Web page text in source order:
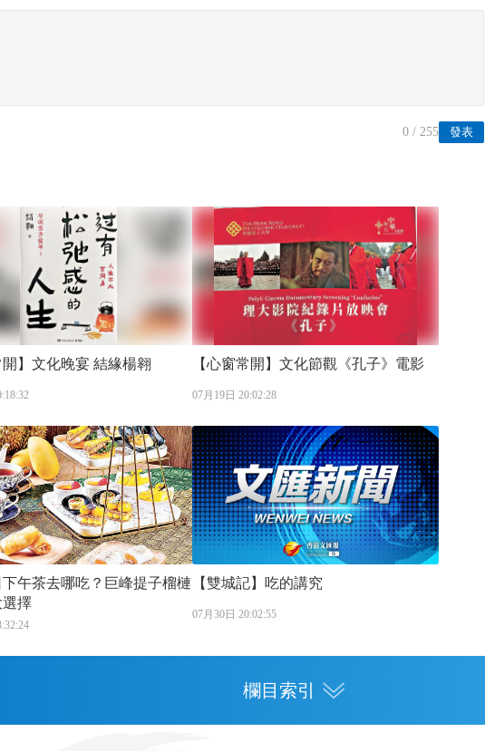
發表
0 / 255
開】文化晚宴 結緣楊翱 【心窗常開】文化節觀《孔子》電影
07月19日 20:02:28
午茶去哪吃？巨峰提子榴槤
擇
【雙城記】吃的講究
07月30日 20:02:55
欄目索引